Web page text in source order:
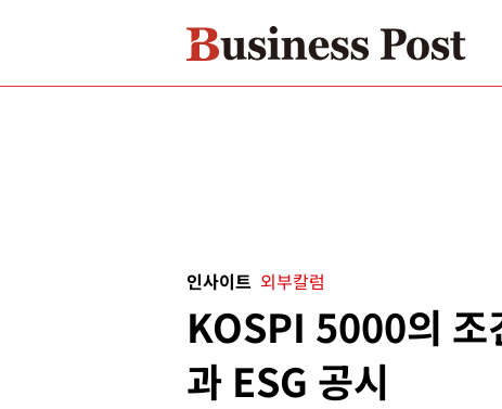
인사이트 외부칼럼
KOSPI 5000의 조
과 ESG 공시